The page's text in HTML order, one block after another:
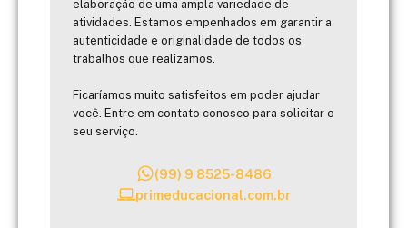
elaboração de uma ampla variedade de
atividades. Estamos empenhados em garantir a
autenticidade e originalidade de todos os
trabalhos que realizamos.
Ficaríamos muito satisfeitos em poder ajudar
você. Entre em contato conosco para solicitar o
seu serviço.
(99) 9 8525-8486
primeducacional.com.br